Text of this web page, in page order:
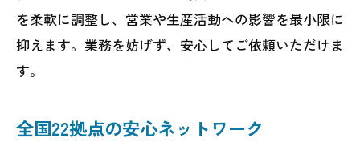
を柔軟に調整し、営業や生産活動への影響を最小限に
抑えます。業務を妨げず、安心してご依頼いただけま
す。
全国22拠点の安心ネットワーク